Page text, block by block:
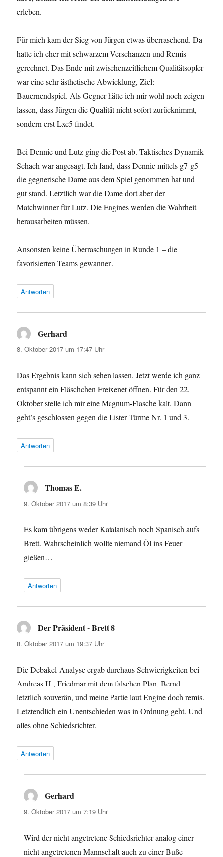
erleben.
Für mich kam der Sieg von Jürgen etwas überraschend. Da
hatte ich eher mit schwarzem Verschanzen und Remis
gerechnet. Das Ende mit zwischenzeitlichem Qualitätsopfer
war eine sehr ästhetische Abwicklung, Ziel:
Bauernendspiel. Als Gegner hätte ich mir wohl noch zeigen
lassen, dass Jürgen die Qualität nicht sofort zurücknimmt,
sondern erst Lxc5 findet.
Bei Dennie und Lutz ging die Post ab. Taktisches Dynamik-
Schach war angesagt. Ich fand, dass Dennie mittels g7-g5
die gegnerische Dame aus dem Spiel genommen hat und
gut stand. Letztlich war die Dame dort aber der
Matchwinner für Lutz. Die Engines werden die Wahrheit
herausarbeiten müssen.
Ansonsten keine Überraschungen in Runde 1 – die
favorisierten Teams gewannen.
Antworten
Gerhard
8. Oktober 2017 um 17:47 Uhr
Das Ergebnis kann sich sehen lassen. Jetzt werde ich ganz
entspannt ein Fläschchen Freixenet öffnen. Für den 22.
Oktober stelle ich mir eine Magnum-Flasche kalt. Dann
geht’s geschlossen gegen die Lister Türme Nr. 1 und 3.
Antworten
Thomas E.
9. Oktober 2017 um 8:39 Uhr
Es kam übrigens weder Katalanisch noch Spanisch aufs
Brett. Wahrscheinlich wollte niemand Öl ins Feuer
gießen…
Antworten
Der Präsident - Brett 8
8. Oktober 2017 um 19:37 Uhr
Die Debakel-Analyse ergab durchaus Schwierigkeiten bei
Andreas H., Friedmar mit dem falschen Plan, Bernd
letztlich souverän, und meine Partie laut Engine doch remis.
Letztendlich ein Unentschieden was in Ordnung geht. Und
alles ohne Schiedsrichter.
Antworten
Gerhard
9. Oktober 2017 um 7:19 Uhr
Wird der nicht angetretene Schiedsrichter analog einer
nicht angetretenen Mannschaft auch zu einer Buße